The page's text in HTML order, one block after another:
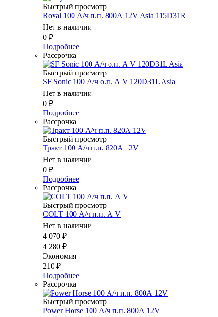
Быстрый просмотр
Royal 100 А/ч п.п. 800А 12V Asia 115D31R
Нет в наличии
0 ₽
Подробнее
Рассрочка
Быстрый просмотр
SF Sonic 100 А/ч о.п. А V 120D31L Asia
Нет в наличии
0 ₽
Подробнее
Рассрочка
Быстрый просмотр
Тракт 100 А/ч п.п. 820А 12V
Нет в наличии
0 ₽
Подробнее
Рассрочка
Быстрый просмотр
COLT 100 А/ч п.п. А V
Нет в наличии
4 070 ₽
4 280 ₽
Экономия
210 ₽
Подробнее
Рассрочка
Быстрый просмотр
Power Horse 100 А/ч п.п. 800А 12V